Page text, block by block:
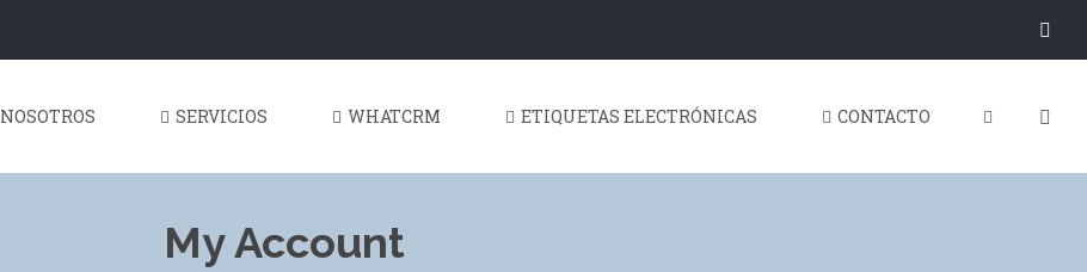
NOSOTROS SERVICIOS WHATCRM ETIQUETAS ELECTRÓNICAS CONTACTO
My Account